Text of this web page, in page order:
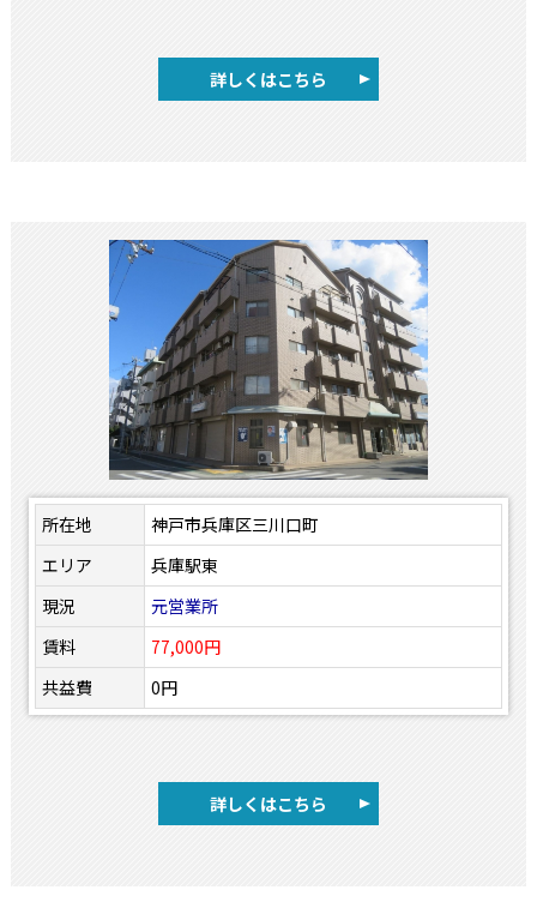
詳しくはこちら
所在地
神戸市兵庫区三川口町
エリア
兵庫駅東
現況
元営業所
賃料
77,000円
共益費
0円
詳しくはこちら